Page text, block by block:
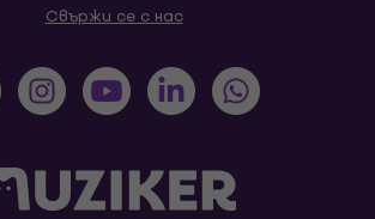
Свържи се с нас